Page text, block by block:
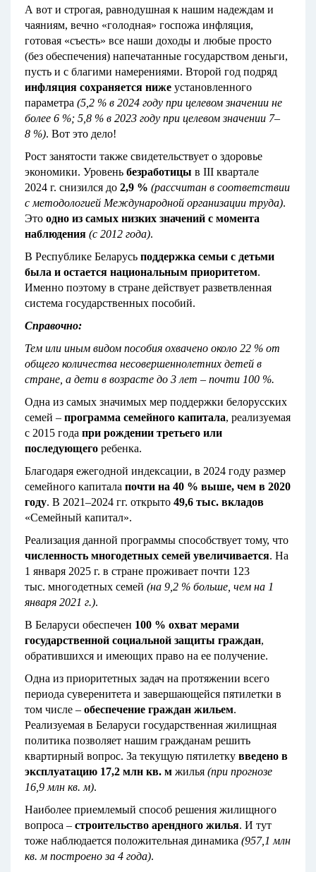
А вот и строгая, равнодушная к нашим надеждам и
чаяниям, вечно «голодная» госпожа инфляция,
готовая «съесть» все наши доходы и любые просто
(без обеспечения) напечатанные государством деньги,
пусть и с благими намерениями. Второй год подряд
инфляция сохраняется ниже установленного
параметра (5,2 % в 2024 году при целевом значении не
более 6 %; 5,8 % в 2023 году при целевом значении 7–
8 %). Вот это дело!
Рост занятости также свидетельствует о здоровье
экономики. Уровень безработицы в III квартале
2024 г. снизился до 2,9 % (рассчитан в соответствии
с методологией Международной организации труда).
Это одно из самых низких значений с момента
наблюдения (с 2012 года).
В Республике Беларусь поддержка семьи с детьми
была и остается национальным приоритетом.
Именно поэтому в стране действует разветвленная
система государственных пособий.
Справочно:
Тем или иным видом пособия охвачено около 22 % от
общего количества несовершеннолетних детей в
стране, а дети в возрасте до 3 лет – почти 100 %.
Одна из самых значимых мер поддержки белорусских
семей – программа семейного капитала, реализуемая
с 2015 года при рождении третьего или
последующего ребенка.
Благодаря ежегодной индексации, в 2024 году размер
семейного капитала почти на 40 % выше, чем в 2020
году. В 2021–2024 гг. открыто 49,6 тыс. вкладов
«Семейный капитал».
Реализация данной программы способствует тому, что
численность многодетных семей увеличивается. На
1 января 2025 г. в стране проживает почти 123
тыс. многодетных семей (на 9,2 % больше, чем на 1
января 2021 г.).
В Беларуси обеспечен 100 % охват мерами
государственной социальной защиты граждан,
обратившихся и имеющих право на ее получение.
Одна из приоритетных задач на протяжении всего
периода суверенитета и завершающейся пятилетки в
том числе – обеспечение граждан жильем.
Реализуемая в Беларуси государственная жилищная
политика позволяет нашим гражданам решить
квартирный вопрос. За текущую пятилетку введено в
эксплуатацию 17,2 млн кв. м жилья (при прогнозе
16,9 млн кв. м).
Наиболее приемлемый способ решения жилищного
вопроса – строительство арендного жилья. И тут
тоже наблюдается положительная динамика (957,1 млн
кв. м построено за 4 года).